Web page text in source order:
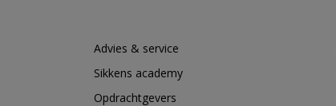
Advies & service
Sikkens academy
Opdrachtgevers